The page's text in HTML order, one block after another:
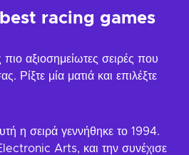
best racing games
αξιοσημείωτες σειρές που
Ρίξτε μία ματιά και επιλέξτε
η σειρά γεννήθηκε το 1994.
Arts, και την συνέχισε